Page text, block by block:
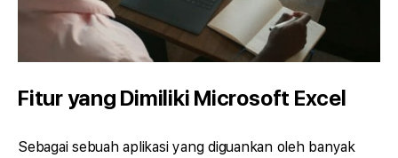
Fitur yang Dimiliki Microsoft Excel
Sebagai sebuah aplikasi yang diguankan oleh banyak